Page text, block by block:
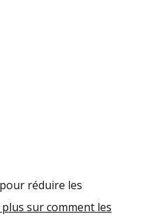
réduire les
sur comment les